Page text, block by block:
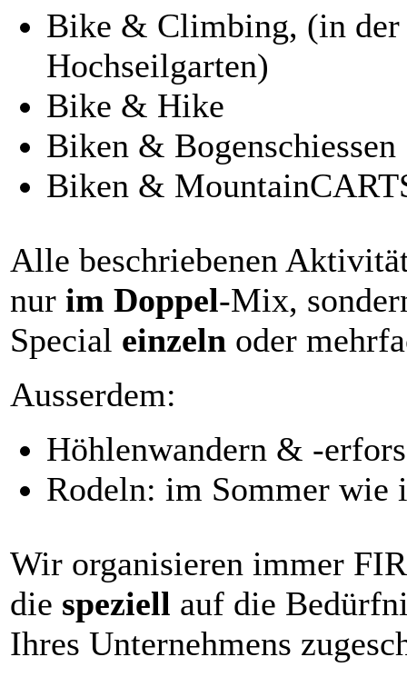
Bike & Climbing, (in
Hochseilgarten)
Bike & Hike
Biken & Bogenschiessen
Biken &
Alle beschriebenen
nur im Doppel-Mix,
Special einzeln oder
Ausserdem:
Höhlenwandern & -
Rodeln: im Sommer wie
Wir organisieren immer
die speziell auf die
Ihres Unternehmens